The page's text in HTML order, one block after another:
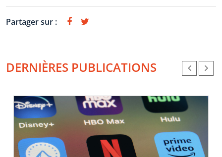
Partager sur :
DERNIÈRES PUBLICATIONS